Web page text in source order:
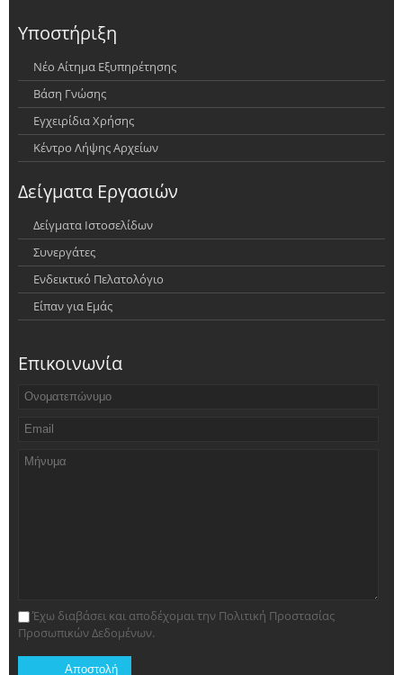
Υποστήριξη
Νέο Αίτημα Εξυπηρέτησης
Βάση Γνώσης
Εγχειρίδια Χρήσης
Κέντρο Λήψης Αρχείων
Δείγματα Εργασιών
Δείγματα Ιστοσελίδων
Συνεργάτες
Ενδεικτικό Πελατολόγιο
Είπαν για Εμάς
Επικοινωνία
Έχω διαβάσει και αποδέχομαι την Πολιτική Προστασίας
Προσωπικών Δεδομένων.